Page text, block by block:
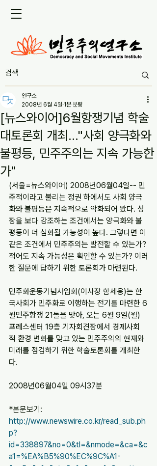
[뉴스와이어]6월항쟁기념 학술
대토론회 개최..."사회 양극화와
불평등, 민주주의는 지속 가능한
가"
연구소
2008년 6월 4일 1분 분량
(서울=뉴스와이어) 2008년06월04일-- 민
주적이라고 불리는 정권 하에서도 사회 양극
화와 불평등은 지속적으로 악화되어 왔다. 성
장을 보다 강조하는 조건에서는 양극화와 불
평등이 더 심화될 가능성이 높다. 그렇다면 이
같은 조건에서 민주주의는 발전할 수 있는가?
적어도 지속 가능성은 확인할 수 있는가? 이러
한 질문에 답하기 위한 토론회가 마련된다.
민주화운동기념사업회(이사장 함세웅)는 한
국사회가 민주화로 이행하는 전기를 마련한 6
월민주항쟁 21돌을 맞아, 오는 6월 9일(월)
프레스센터 19층 기자회견장에서 경제사회
적 환경 변화를 맞고 있는 민주주의의 현재와
미래를 점검하기 위한 학술토론회를 개최한
다.
2008년06월04일 09시37분
*본문보기:
http://www.newswire.co.kr/read_sub.ph
p?
id=338897&no=0&tl=&nmode=&ca=&c
a1=%EA%B5%90%EC%9C%A1-